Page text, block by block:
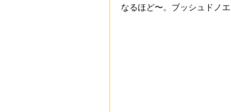
なるほど〜。ブッシュドノ